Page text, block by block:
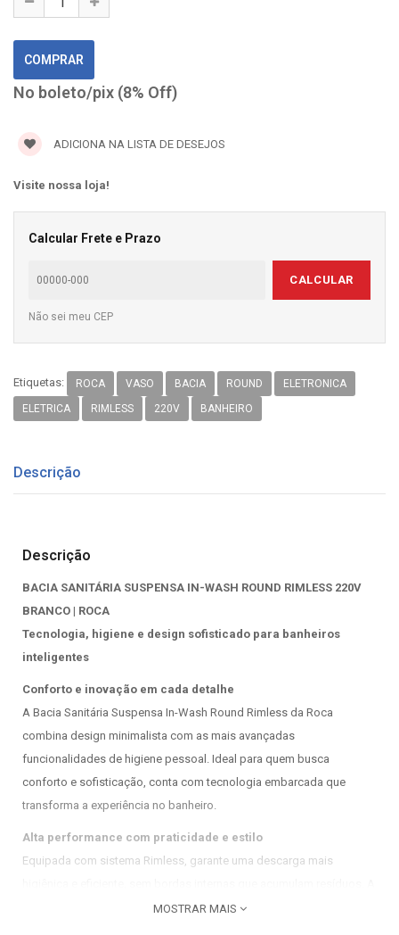
No boleto/pix (8% Off)
ADICIONA NA LISTA DE DESEJOS
Visite nossa loja!
Calcular Frete e Prazo
CALCULAR
Não sei meu CEP
Etiquetas: ROCA VASO BACIA ROUND
ELETRONICA
ELETRICA
RIMLESS 220V BANHEIRO
Descrição
Descrição
BACIA SANITÁRIA SUSPENSA IN-WASH ROUND RIMLESS 220V
BRANCO | ROCA
Tecnologia, higiene e design sofisticado para banheiros
inteligentes
Conforto e inovação em cada detalhe
A Bacia Sanitária Suspensa In-Wash Round Rimless da Roca
combina design minimalista com as mais avançadas
funcionalidades de higiene pessoal. Ideal para quem busca
conforto e sofisticação, conta com tecnologia embarcada que
transforma a experiência no banheiro.
Alta performance com praticidade e estilo
Equipada com sistema Rimless, garante uma descarga mais
função In-Wash permite higienização pessoal com jato de água e
MOSTRAR MAIS